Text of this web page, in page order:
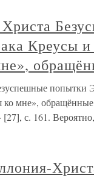
Креусы
попытки
мне»,
[27], с. 161.